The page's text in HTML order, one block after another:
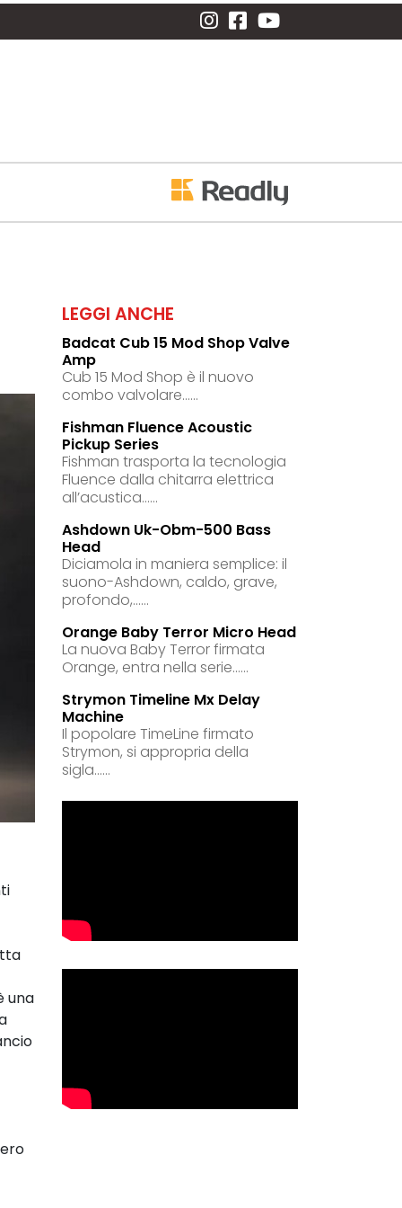
una
LEGGI ANCHE
Badcat Cub 15 Mod Shop Valve
Amp
Cub 15 Mod Shop è il nuovo
combo valvolare......
Fishman Fluence Acoustic
Pickup Series
Fishman trasporta la tecnologia
Fluence dalla chitarra elettrica
all’acustica......
Ashdown Uk-Obm-500 Bass
Head
Diciamola in maniera semplice: il
suono-Ashdown, caldo, grave,
profondo,......
Orange Baby Terror Micro Head
La nuova Baby Terror firmata
Orange, entra nella serie......
Strymon Timeline Mx Delay
Machine
Il popolare TimeLine firmato
Strymon, si appropria della
sigla......